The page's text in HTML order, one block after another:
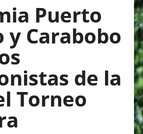
Puerto
y Carabobo
de la
Torneo